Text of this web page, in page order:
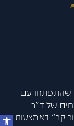
שהתפתחו עם
של ד"ר
קר" באמצעות